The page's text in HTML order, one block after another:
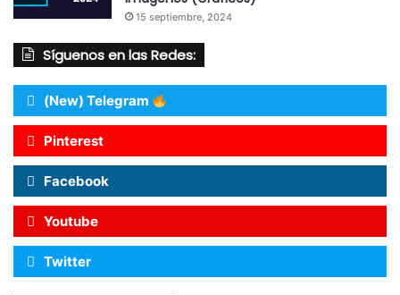
15 septiembre, 2024
Síguenos en las Redes:
(New) Telegram
Pinterest
Facebook
Youtube
Twitter